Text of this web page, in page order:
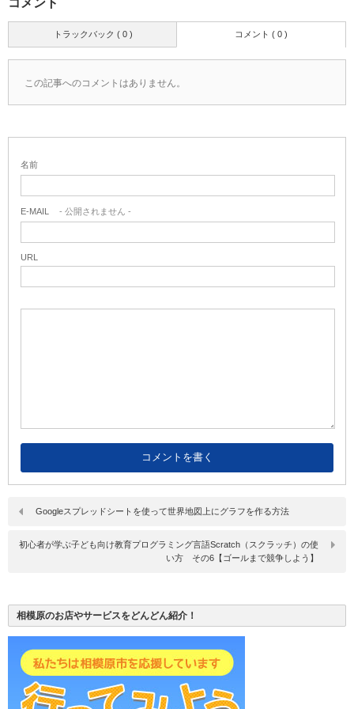
トラックバック ( 0 ) コメント ( 0 )
この記事へのコメントはありません。
名前
E-MAIL - 公開されません -
URL
Googleスプレッドシートを使って世界地図上にグラフを作る方法
初心者が学ぶ子ども向け教育プログラミング言語Scratch（スクラッチ）の使
い方 その6【ゴールまで競争しよう】
相模原のお店やサービスをどんどん紹介！